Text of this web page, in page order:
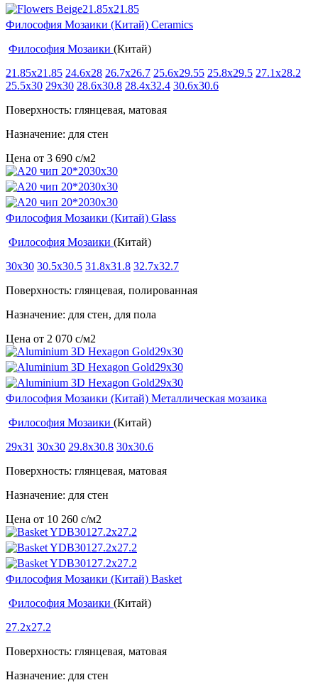
Философия Мозаики (Китай) Ceramics
Философия Мозаики (Китай)
21.85x21.85 24.6x28 26.7x26.7 25.6x29.55 25.8x29.5 27.1x28.2
25.5x30 29x30 28.6x30.8 28.4x32.4 30.6x30.6
Поверхность: глянцевая, матовая
Назначение: для стен
Цена от 3 690 c/м2
Философия Мозаики (Китай) Glass
Философия Мозаики (Китай)
30x30 30.5x30.5 31.8x31.8 32.7x32.7
Поверхность: глянцевая, полированная
Назначение: для стен, для пола
Цена от 2 070 c/м2
Философия Мозаики (Китай) Металлическая мозаика
Философия Мозаики (Китай)
29x31 30x30 29.8x30.8 30x30.6
Поверхность: глянцевая, матовая
Назначение: для стен
Цена от 10 260 c/м2
Философия Мозаики (Китай) Basket
Философия Мозаики (Китай)
27.2x27.2
Поверхность: глянцевая, матовая
Назначение: для стен